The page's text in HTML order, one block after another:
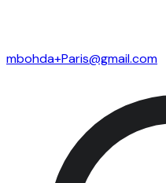
mbohda+Paris@gmail.com